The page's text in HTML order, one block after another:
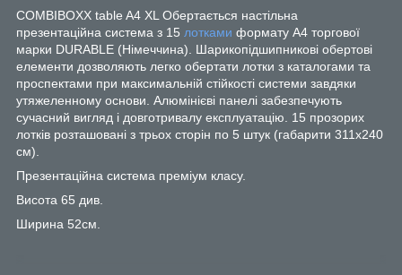
COMBIBOXX table A4 XL Обертається настільна
презентаційна система з 15 лотками формату А4 торгової
марки DURABLE (Німеччина). Шарикопідшипникові обертові
елементи дозволяють легко обертати лотки з каталогами та
проспектами при максимальній стійкості системи завдяки
утяжеленному основи. Алюмінієві панелі забезпечують
сучасний вигляд і довготривалу експлуатацію. 15 прозорих
лотків розташовані з трьох сторін по 5 штук (габарити 311х240
см).
Презентаційна система преміум класу.
Висота 65 див.
Ширина 52см.